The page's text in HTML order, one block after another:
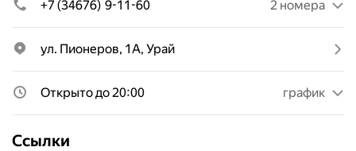
+7 (34676) 9-11-60 2 номера
ул. Пионеров, 1А, Урай
Открыто до 20:00 график
Ссылки